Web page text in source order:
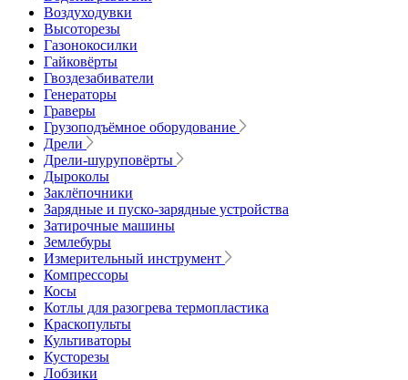
Воздуходувки
Высоторезы
Газонокосилки
Гайковёрты
Гвоздезабиватели
Генераторы
Граверы
Грузоподъёмное оборудование
Дрели
Дрели-шуруповёрты
Дыроколы
Заклёпочники
Зарядные и пуско-зарядные устройства
Затирочные машины
Землебуры
Измерительный инструмент
Компрессоры
Косы
Котлы для разогрева термопластика
Краскопульты
Культиваторы
Кусторезы
Лобзики